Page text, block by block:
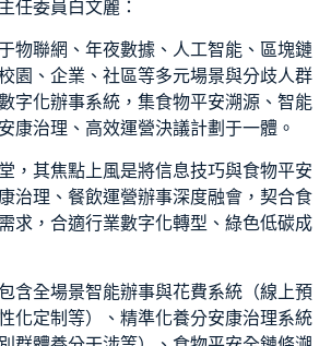
任委員白文麗：
物聯網、年夜數據、人工智能、區塊鏈
園、企業、社區等多元場景與分歧人群
字化辦事系統，集食物平安溯源、智能
康治理、高效運營決議計劃于一體。
，其焦點上風是將信息技巧與食物平安
治理、餐飲運營辦事深度融會，契合食
求，合適行業數字化轉型、綠色低碳成
含全場景智能辦事與花費系統（線上預
化定制等）、精準化養分安康治理系統